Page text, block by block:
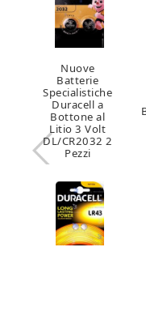
Nuove
Batterie
Specialistiche
Duracell a
Bottone al
Litio 3 Volt
DL/CR2032 2
Pezzi